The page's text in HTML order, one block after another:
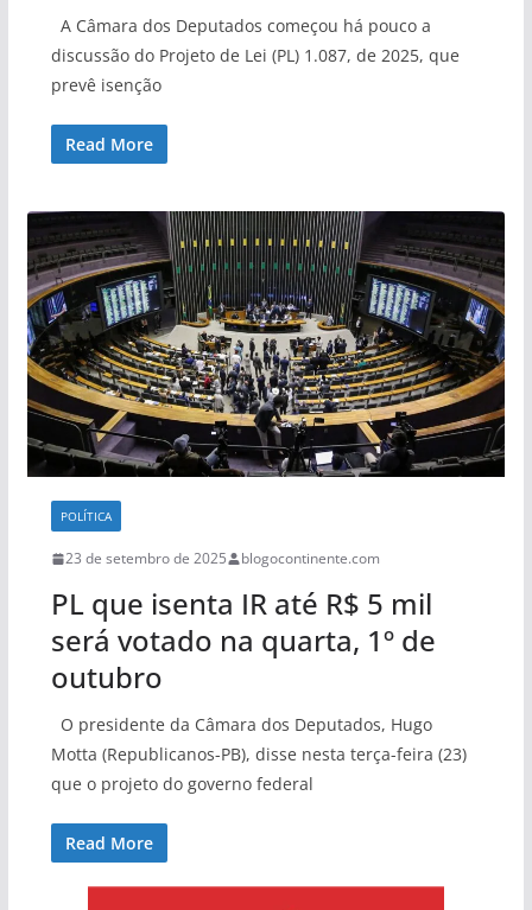
A Câmara dos Deputados começou há pouco a
discussão do Projeto de Lei (PL) 1.087, de 2025, que
prevê isenção
Read More
POLÍTICA
23 de setembro de 2025 blogocontinente.com
PL que isenta IR até R$ 5 mil
será votado na quarta, 1º de
outubro
O presidente da Câmara dos Deputados, Hugo
Motta (Republicanos-PB), disse nesta terça-feira (23)
que o projeto do governo federal
Read More